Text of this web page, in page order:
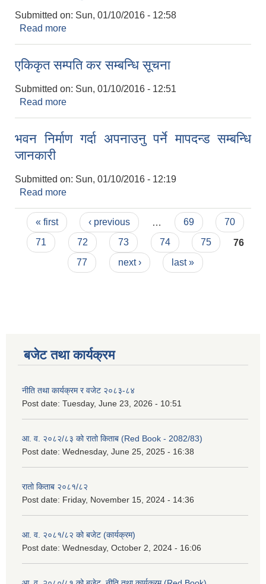
Submitted on: Sun, 01/10/2016 - 12:58
Read more
एकिकृत सम्पति कर सम्बन्धि सूचना
Submitted on: Sun, 01/10/2016 - 12:51
Read more
भवन निर्माण गर्दा अपनाउनु पर्ने मापदन्ड सम्बन्धि
जानकारी
Submitted on: Sun, 01/10/2016 - 12:19
Read more
Pages
« first ‹ previous 69
70
71
72 73 74 75
76
77
next › last »
बजेट तथा कार्यक्रम
नीति तथा कार्यक्रम र वजेट २०८३-८४
Post date: Tuesday, June 23, 2026 - 10:51
आ. व. २०८२/८३ को रातो किताब (Red Book - 2082/83)
Post date: Wednesday, June 25, 2025 - 16:38
रातो किताब २०८१/८२
Post date: Friday, November 15, 2024 - 14:36
आ. व. २०८१/८२ को बजेट (कार्यक्रम)
Post date: Wednesday, October 2, 2024 - 16:06